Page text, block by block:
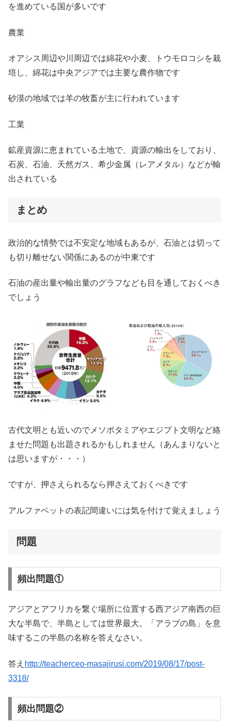
を進めている国が多いです
農業
オアシス周辺や川周辺では綿花や小麦、トウモロコシを栽
培し、綿花は中央アジアでは主要な農作物です
砂漠の地域では羊の牧畜が主に行われています
工業
鉱産資源に恵まれている土地で、資源の輸出をしており、
石炭、石油、天然ガス、希少金属（レアメタル）などが輸
出されている
まとめ
政治的な情勢では不安定な地域もあるが、石油とは切って
も切り離せない関係にあるのが中東です
石油の産出量や輸出量のグラフなども目を通しておくべき
でしょう
古代文明とも近いのでメソポタミアやエジプト文明など絡
ませた問題も出題されるかもしれません（あんまりないと
は思いますが・・・）
ですが、押さえられるなら押さえておくべきです
アルファベットの表記間違いには気を付けて覚えましょう
問題
頻出問題①
アジアとアフリカを繋ぐ場所に位置する西アジア南西の巨
大な半島で、半島としては世界最大。「アラブの島」を意
味するこの半島の名称を答えなさい。
答え http://teacherceo-masajirusi.com/2019/08/17/post-
3318/
頻出問題②